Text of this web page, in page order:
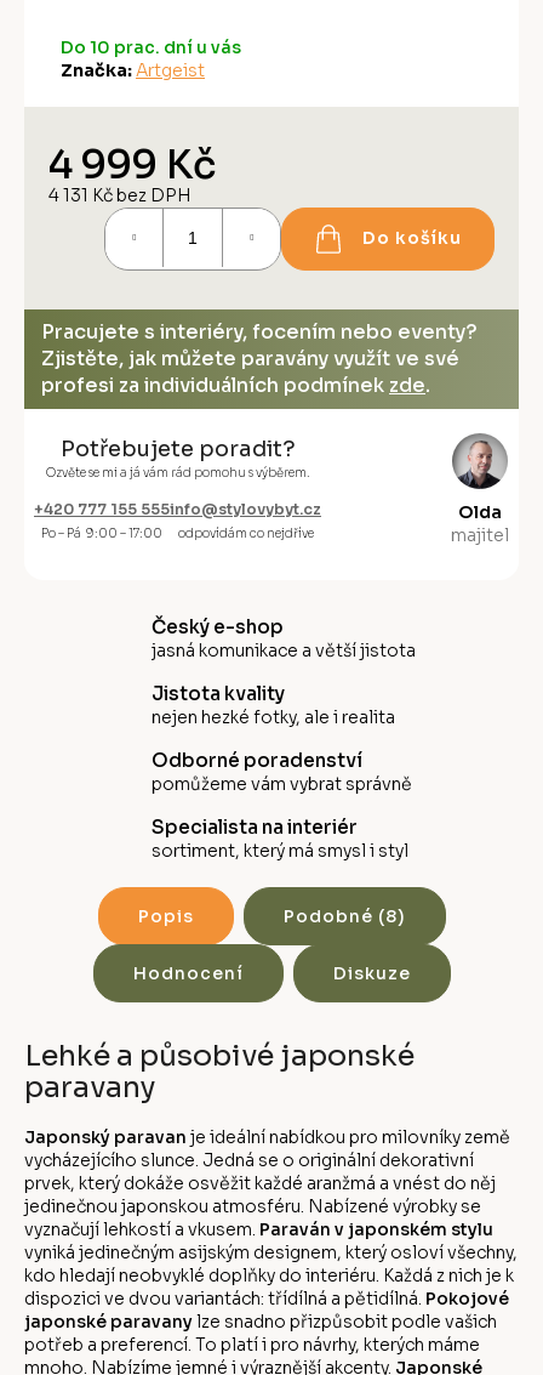
Do 10 prac. dní u vás
Značka: Artgeist
4 999 Kč
4 131 Kč bez DPH
Do košíku
Pracujete s interiéry, focením nebo eventy?
Zjistěte, jak můžete paravány využít ve své
profesi za individuálních podmínek zde.
Potřebujete poradit?
Ozvěte se mi a já vám rád pomohu s výběrem.
+420 777 155 555
Po – Pá 9:00 – 17:00
info@stylovybyt.cz
odpovídám co nejdříve
Olda
majitel
Český e-shop
jasná komunikace a větší jistota
Jistota kvality
nejen hezké fotky, ale i realita
Odborné poradenství
pomůžeme vám vybrat správně
Specialista na interiér
sortiment, který má smysl i styl
Popis Podobné (8)
Hodnocení Diskuze
Lehké a působivé japonské
paravany
Japonský paravan je ideální nabídkou pro milovníky země
vycházejícího slunce. Jedná se o originální dekorativní
prvek, který dokáže osvěžit každé aranžmá a vnést do něj
jedinečnou japonskou atmosféru. Nabízené výrobky se
vyznačují lehkostí a vkusem. Paraván v japonském stylu
vyniká jedinečným asijským designem, který osloví všechny,
kdo hledají neobvyklé doplňky do interiéru. Každá z nich je k
dispozici ve dvou variantách: třídílná a pětidílná. Pokojové
japonské paravanylze snadno přizpůsobit podle vašich
potřeb a preferencí. To platí i pro návrhy, kterých máme
mnoho. Nabízíme jemné i výraznější akcenty. Japonské